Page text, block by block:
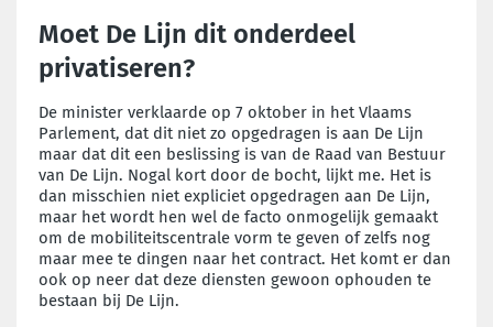
Moet De Lijn dit onderdeel
privatiseren?
De minister verklaarde op 7 oktober in het Vlaams
Parlement, dat dit niet zo opgedragen is aan De Lijn
maar dat dit een beslissing is van de Raad van Bestuur
van De Lijn. Nogal kort door de bocht, lijkt me. Het is
dan misschien niet expliciet opgedragen aan De Lijn,
maar het wordt hen wel de facto onmogelijk gemaakt
om de mobiliteitscentrale vorm te geven of zelfs nog
maar mee te dingen naar het contract. Het komt er dan
ook op neer dat deze diensten gewoon ophouden te
bestaan bij De Lijn.